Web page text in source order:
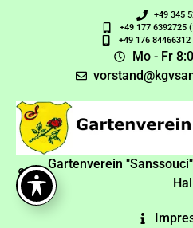
+49 345
+49 177 6392725
+49 176
Mo - Fr
Gartenverein